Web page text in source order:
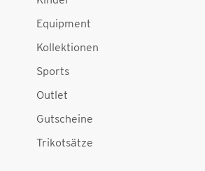
Equipment
Kollektionen
Sports
Outlet
Gutscheine
Trikotsätze